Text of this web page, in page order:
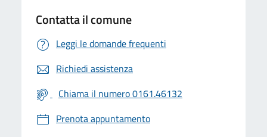
Contatta il comune
Leggi le domande frequenti
Richiedi assistenza
Chiama il numero 0161.46132
Prenota appuntamento